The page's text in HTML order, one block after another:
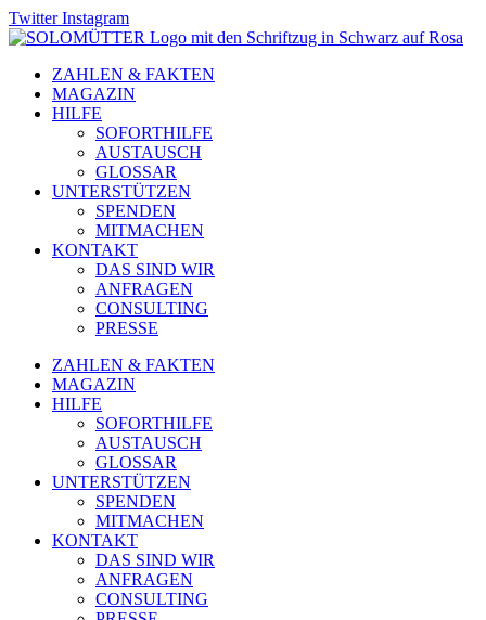
Zum
Inhalt
Twitter Instagram
ZAHLEN & FAKTEN
MAGAZIN
HILFE
SOFORTHILFE
AUSTAUSCH
GLOSSAR
UNTERSTÜTZEN
SPENDEN
MITMACHEN
KONTAKT
DAS SIND WIR
ANFRAGEN
CONSULTING
PRESSE
ZAHLEN & FAKTEN
MAGAZIN
HILFE
SOFORTHILFE
AUSTAUSCH
GLOSSAR
UNTERSTÜTZEN
SPENDEN
MITMACHEN
KONTAKT
DAS SIND WIR
ANFRAGEN
CONSULTING